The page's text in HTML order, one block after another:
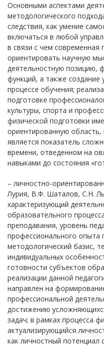
Основными аспектами
методологического
следствия, как умение
включаться в любой
в связи с чем современная
ориентировать научную
деятельностную позицию,
функций, а также создание
процессе обучения;
подготовке
культуры, спорта и
физической подготовки
ориентированную
является показатель
времени, отведенном на
навыками до состояния
– личностно-
Лурия, В.Ф. Шаталов, С.Н.
характеризующий
образовательного
преподавания, уровень
профессионального опыта
методологический базис,
индивидуальных
готовности субъектов
реализации данной
направлен на
профессиональной
достижению
задач; в рамках процесса
актуализирующийся
как личностный потенциал